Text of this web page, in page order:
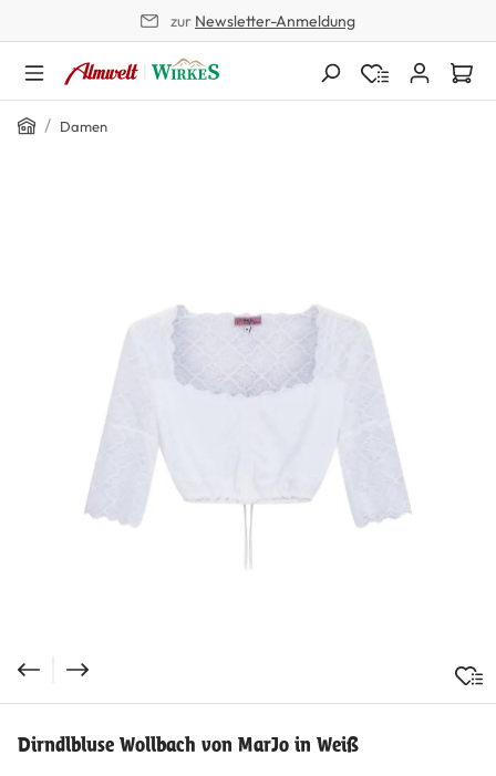
zur Newsletter-Anmeldung
Home
/ Damen
Dirndlbluse Wollbach von MarJo in Weiß